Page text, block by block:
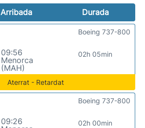
Arribada
Durada
09:56
Menorca
(MAH)
02h 05min
Boeing 737-800
Aterrat - Retardat
09:26
02h 00min
Boeing 737-800